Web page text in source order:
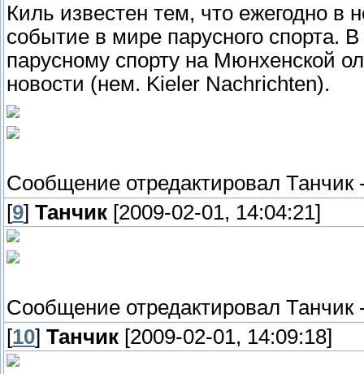
Киль известен тем, что ежегодно
событие в мире парусного спорта.
парусному спорту на Мюнхенской
новости (нем. Kieler Nachrichten).
Сообщение отредактировал Танчик
[9] Танчик [2009-02-01, 14:04:21]
Сообщение отредактировал Танчик
[10] Танчик [2009-02-01, 14:09:18]